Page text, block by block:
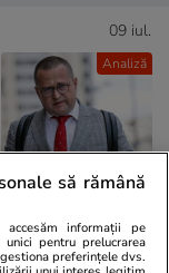
Analiză
09 iul.
să rămână
accesăm informații pe
pentru prelucrarea
preferințele dvs.